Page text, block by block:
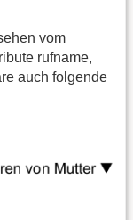
vom
rufname,
auch folgende